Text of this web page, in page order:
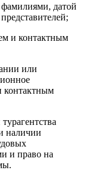
датой
и контактным
или
контактным
наличии
и право на